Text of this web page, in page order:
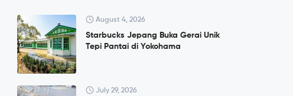
August 4, 2026
Starbucks Jepang Buka Gerai Unik
Tepi Pantai di Yokohama
July 29, 2026